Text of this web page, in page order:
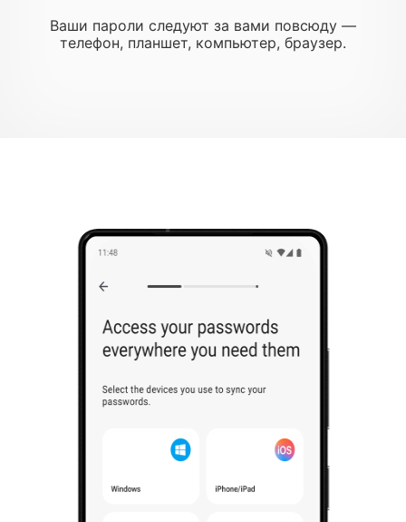
Ваши пароли следуют за вами повсюду —
телефон, планшет, компьютер, браузер.